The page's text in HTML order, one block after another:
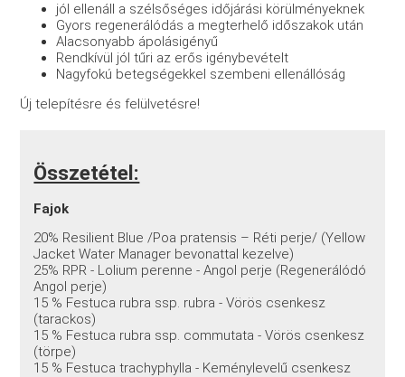
jól ellenáll a szélsőséges időjárási körülményeknek
Gyors regenerálódás a megterhelő időszakok után
Alacsonyabb ápolásigényű
Rendkívül jól tűri az erős igénybevételt
Nagyfokú betegségekkel szembeni ellenállóság
Új telepítésre és felülvetésre!
Összetétel:
Fajok
20% Resilient Blue /Poa pratensis – Réti perje/ (Yellow
Jacket Water Manager bevonattal kezelve)
25% RPR - Lolium perenne - Angol perje (Regenerálódó
Angol perje)
15 % Festuca rubra ssp. rubra - Vörös csenkesz
(tarackos)
15 % Festuca rubra ssp. commutata - Vörös csenkesz
(törpe)
15 % Festuca trachyphylla - Keménylevelű csenkesz